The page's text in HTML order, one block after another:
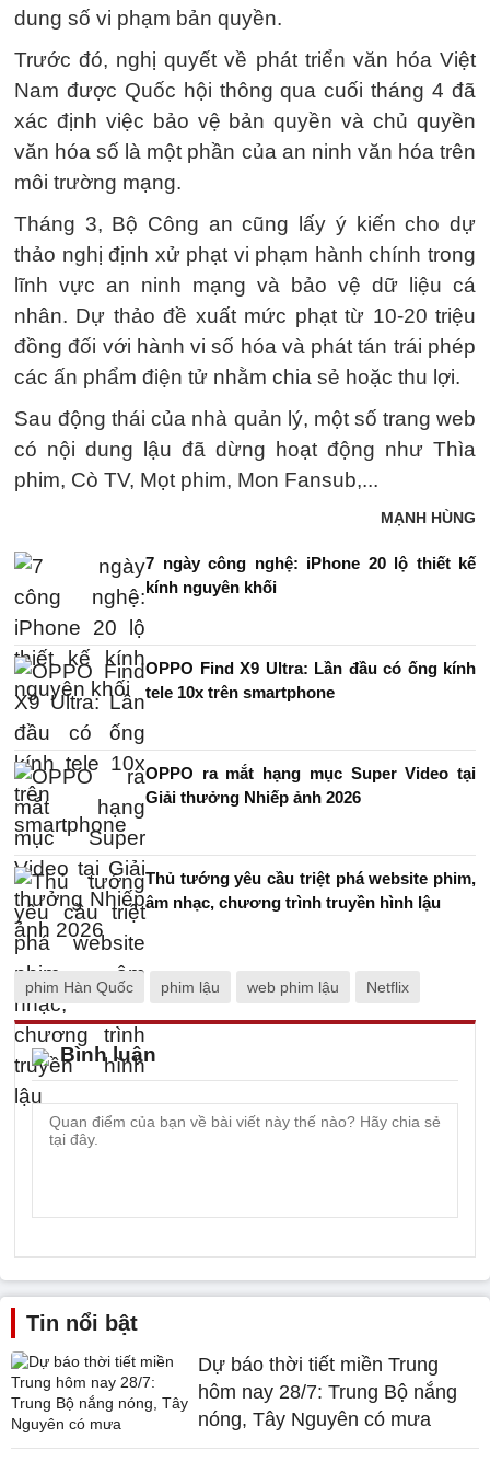
dung số vi phạm bản quyền.
Trước đó, nghị quyết về phát triển văn hóa Việt
Nam được Quốc hội thông qua cuối tháng 4 đã
xác định việc bảo vệ bản quyền và chủ quyền
văn hóa số là một phần của an ninh văn hóa trên
môi trường mạng.
Tháng 3, Bộ Công an cũng lấy ý kiến cho dự
thảo nghị định xử phạt vi phạm hành chính trong
lĩnh vực an ninh mạng và bảo vệ dữ liệu cá
nhân. Dự thảo đề xuất mức phạt từ 10-20 triệu
đồng đối với hành vi số hóa và phát tán trái phép
các ấn phẩm điện tử nhằm chia sẻ hoặc thu lợi.
Sau động thái của nhà quản lý, một số trang web
có nội dung lậu đã dừng hoạt động như Thìa
phim, Cò TV, Mọt phim, Mon Fansub,...
MẠNH HÙNG
7 ngày công nghệ: iPhone 20 lộ thiết kế
kính nguyên khối
OPPO Find X9 Ultra: Lần đầu có ống kính
tele 10x trên smartphone
OPPO ra mắt hạng mục Super Video tại
Giải thưởng Nhiếp ảnh 2026
Thủ tướng yêu cầu triệt phá website phim,
âm nhạc, chương trình truyền hình lậu
phim Hàn Quốc phim lậu web phim lậu Netflix
Bình luận
Tin nổi bật
Dự báo thời tiết miền Trung
hôm nay 28/7: Trung Bộ nắng
nóng, Tây Nguyên có mưa